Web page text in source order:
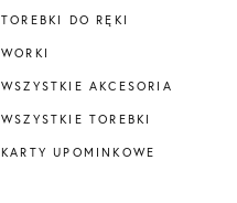
TOREBKI DO RĘKI
WORKI
WSZYSTKIE AKCESORIA
WSZYSTKIE TOREBKI
KARTY UPOMINKOWE